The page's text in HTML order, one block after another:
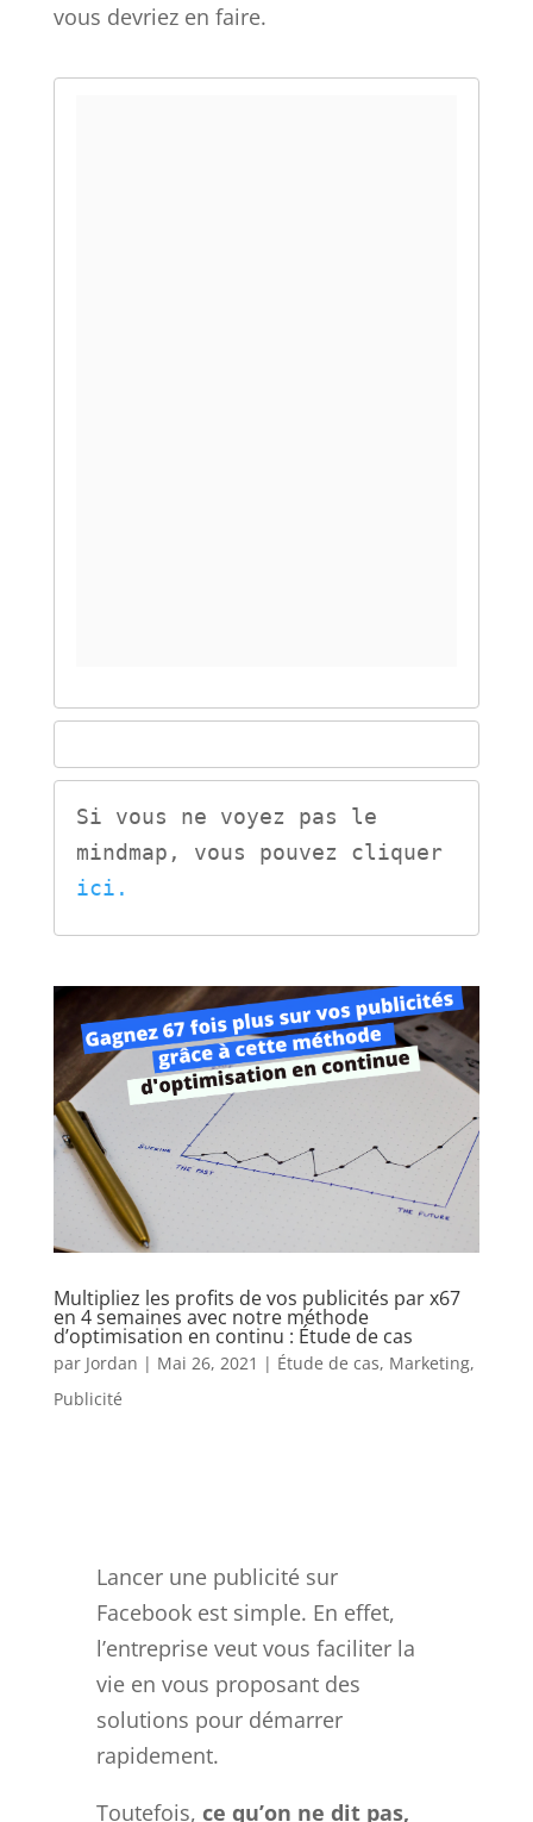
vous devriez en faire.
Si vous ne voyez pas le
mindmap, vous pouvez cliquer
ici.
Multipliez les profits de vos publicités par x67
en 4 semaines avec notre méthode
d’optimisation en continu : Étude de cas
par Jordan | Mai 26, 2021 | Étude de cas, Marketing,
Publicité
Lancer une publicité sur
Facebook est simple. En effet,
l’entreprise veut vous faciliter la
vie en vous proposant des
solutions pour démarrer
rapidement.
Toutefois, ce qu’on ne dit pas,